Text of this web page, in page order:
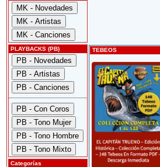
PLAYBACKS (PB)
Categorías
TEBEOS